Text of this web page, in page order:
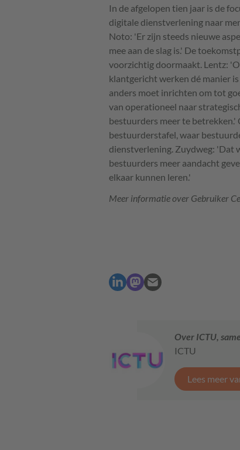
In de afgelopen tien jaar is de
digitale dienstverlening naar
Noto: 'Er zijn steeds nieuwe
mee aan de slag is.' De
voorzichtig doormaakt. Lentz:
klantgericht werken dé manier
anders moet inrichten om tot
van operationeel naar
bestuurders meer te betrekken.'
bestuurderstafel, waar
dienstverlening. Zuydweg: 'Dat
bestuurders meer aandacht
elkaar kunnen leren.'
Meer informatie over Gebruiker
Over ICTU,
ICTU
Lees meer